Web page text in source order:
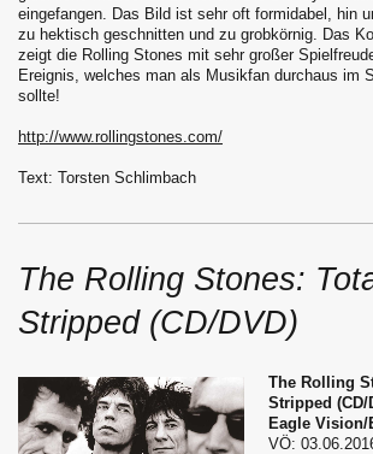
eingefangen. Das Bild ist sehr oft formidabel, hin
zu hektisch geschnitten und zu grobkörnig. Das
zeigt die Rolling Stones mit sehr großer
Ereignis, welches man als Musikfan durchaus im
sollte!
http://www.rollingstones.com/
Text: Torsten Schlimbach
The Rolling Stones:
Stripped (CD/DVD)
The Rolling
Stripped (CD/
Eagle Vision/
VÖ: